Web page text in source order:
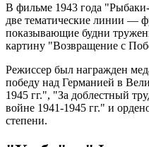
В фильме 1943 года
две тематические линии —
показывающие будни
картину "Возвращение с
Режиссер был награжден
победу над Германией в
1945 гг.", "За доблестный
войне 1941-1945 гг." и
степени.